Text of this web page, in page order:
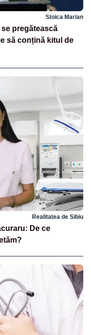
Stoica Marian
pregătească
să conțină kitul de
Realitatea de Sibiu
De ce